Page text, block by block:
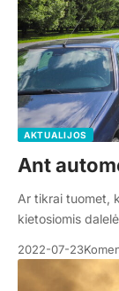
AKTUALIJOS
Ant
Ar tikrai tuomet,
kietosiomis
2022-07-23